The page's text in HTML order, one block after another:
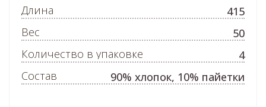
Длина
415
Вес
50
Количество в упаковке
4
Состав
90% хлопок, 10% пайетки